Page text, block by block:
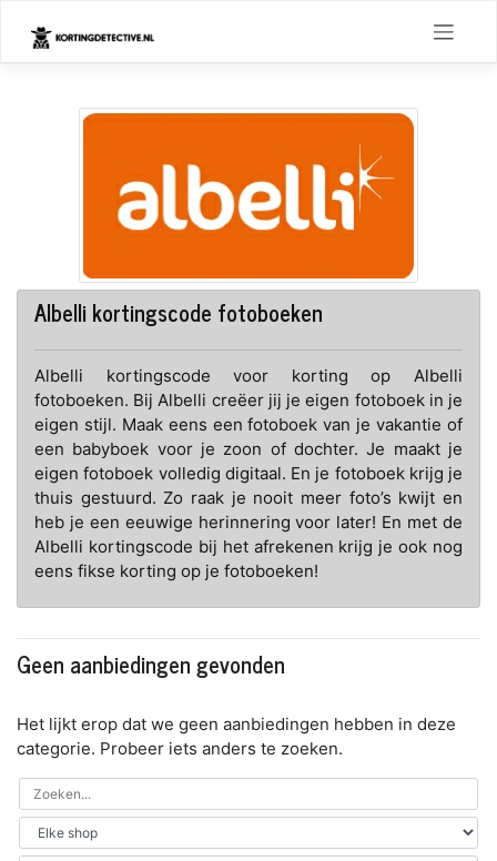
content
Albelli kortingscode fotoboeken
Albelli kortingscode voor korting op Albelli
fotoboeken. Bij Albelli creëer jij je eigen fotoboek in je
eigen stijl. Maak eens een fotoboek van je vakantie of
een babyboek voor je zoon of dochter. Je maakt je
eigen fotoboek volledig digitaal. En je fotoboek krijg je
thuis gestuurd. Zo raak je nooit meer foto’s kwijt en
heb je een eeuwige herinnering voor later! En met de
Albelli kortingscode bij het afrekenen krijg je ook nog
eens fikse korting op je fotoboeken!
Geen aanbiedingen gevonden
Het lijkt erop dat we geen aanbiedingen hebben in deze
categorie. Probeer iets anders te zoeken.